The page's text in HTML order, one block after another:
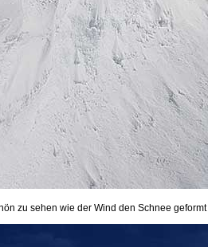
zu sehen wie der Wind den Schnee